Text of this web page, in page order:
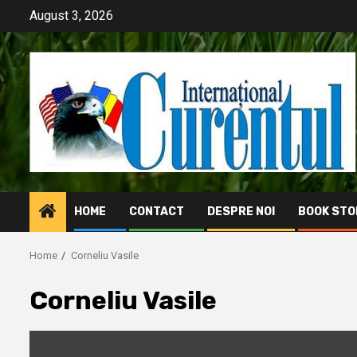
content
August 3, 2026
HOME CONTACT DESPRE NOI BOOK
Home Corneliu Vasile
Corneliu Vasile